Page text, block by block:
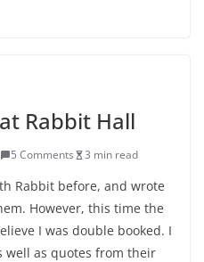
Rabbit Hall
5 Comments 3 min read
Rabbit before, and wrote
However, this time the
I was double booked. I
well as quotes from their